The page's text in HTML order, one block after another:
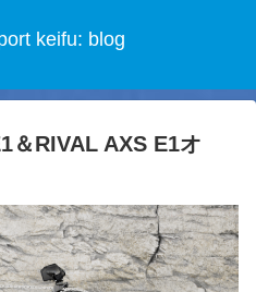
keifu: blog
＆RIVAL AXS E1オ